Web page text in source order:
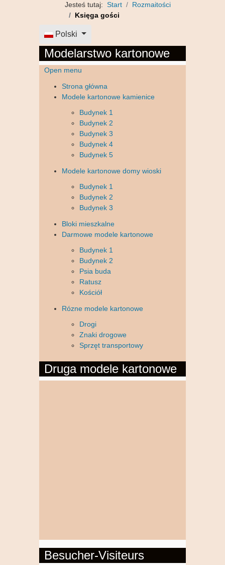
Jesteś tutaj: Start
Rozmaitości
Księga gości
Wybierz swój język
Polski
Modelarstwo kartonowe
Open menu
Strona główna
Modele kartonowe kamienice
Budynek 1
Budynek 2
Budynek 3
Budynek 4
Budynek 5
Modele kartonowe domy wioski
Budynek 1
Budynek 2
Budynek 3
Bloki mieszkalne
Darmowe modele kartonowe
Budynek 1
Budynek 2
Psia buda
Ratusz
Kościół
Rózne modele kartonowe
Drogi
Znaki drogowe
Sprzęt transportowy
Druga modele kartonowe
Besucher-Visiteurs